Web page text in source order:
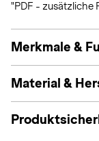
"PDF - zusätzliche
Merkmale &
Material &